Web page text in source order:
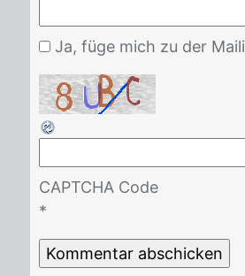
Ja, füge mich zu der
CAPTCHA Code
*